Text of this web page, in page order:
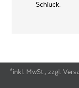
Schluck.
*inkl. MwSt., zzgl.